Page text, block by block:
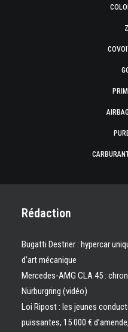
Rédaction
Bugatti Destrier : hypercar
d’art mécanique
Mercedes-AMG CLA 45 :
Nürburgring (vidéo)
Loi Ripost : les jeunes
puissantes, 15 000 €